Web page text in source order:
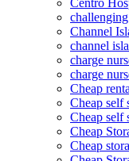
Channel
channel
charge
charge
Cheap
Cheap self
Cheap self
Cheap
Cheap